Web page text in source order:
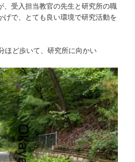
、受入担当教官の先生と研究所の職
げで、とても良い環境で研究活動を
ほど歩いて、研究所に向かい